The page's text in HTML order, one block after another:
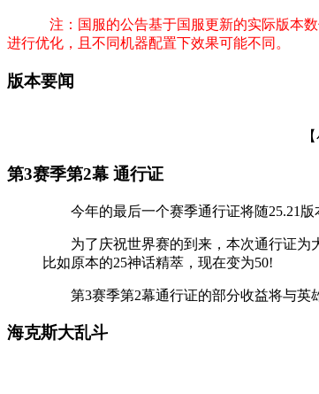
注：国服的公告基于国服更新的实际版本
进行优化，且不同机器配置下效果可能不同。
版本要闻
第3赛季第2幕 通行证
今年的最后一个赛季通行证将随25.21版
为了庆祝世界赛的到来，本次通行证为大
比如原本的25神话精萃，现在变为50!
第3赛季第2幕通行证的部分收益将与英
海克斯大乱斗